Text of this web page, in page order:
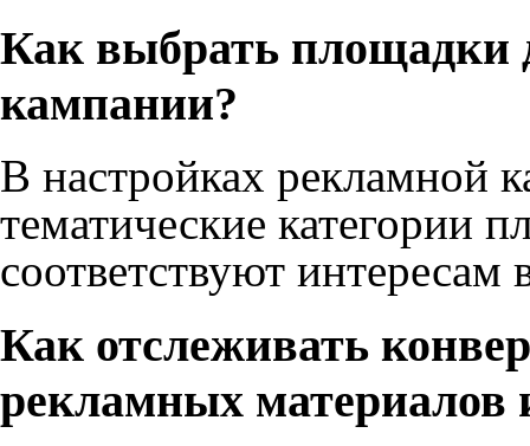
Как выбрать площадки
кампании?
В настройках рекламной
тематические категории
соответствуют
Как отслеживать
рекламных материалов